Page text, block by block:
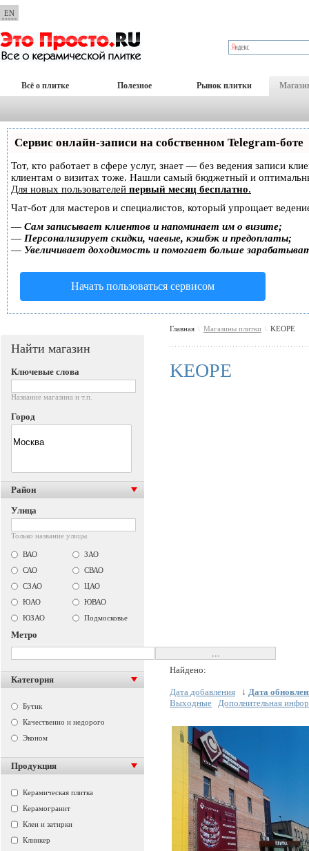
EN
Всё о плитке Полезное Рынок плитки
Сервис онлайн-записи на собственном Telegram-боте
Тот, кто работает в сфере услуг, знает — без ведения записи
клиентам о визитах тоже. Нашли самый бюджетный и
Для новых пользователей первый месяц бесплатно.
Чат-бот для мастеров и специалистов, который упрощает
— Сам записывает клиентов и напоминает им о визите;
— Персонализирует скидки, чаевые, кэшбэк и предоплаты;
— Увеличивает доходимость и помогает больше
Начать пользоваться сервисом
Главная \ Магазины плитки \ KEOPE
KEOPE
Найдено:
Дата добавления ↓ Дата
Выходные
Дополнительная
Найти магазин
Ключевые слова
Название магазина и т.п.
Город
Район
Улица
Только название улицы
ВАО
ЗАО
САО
СВАО
СЗАО
ЦАО
ЮАО
ЮВАО
ЮЗАО
Подмосковье
Метро
Категория
Бутик
Качественно и недорого
Эконом
Продукция
Керамическая плитка
Керамогранит
Клеи и затирки
Клинкер